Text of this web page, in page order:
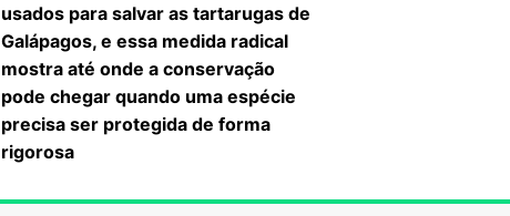
usados para salvar as tartarugas de
Galápagos, e essa medida radical
mostra até onde a conservação
pode chegar quando uma espécie
precisa ser protegida de forma
rigorosa